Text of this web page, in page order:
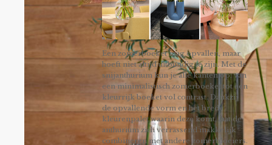
Een zomerboeket mag opvallen, maar
hoeft niet altijd uitbundig te zijn. Met de
snijanthurium kun je alle kanten op: van
een minimalistisch zomerboeket tot een
kleurrijk boeket vol contrast. Dankzij
de opvallende vorm en het brede
kleurenpalet waarin deze komt, laat de
anthurium zich verrassend makkelijk
combineren met andere zomerbloeiers.